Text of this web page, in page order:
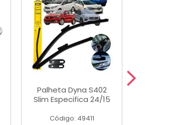
Palheta Dyna S402
Slim Especifica 24/15
Código: 49411